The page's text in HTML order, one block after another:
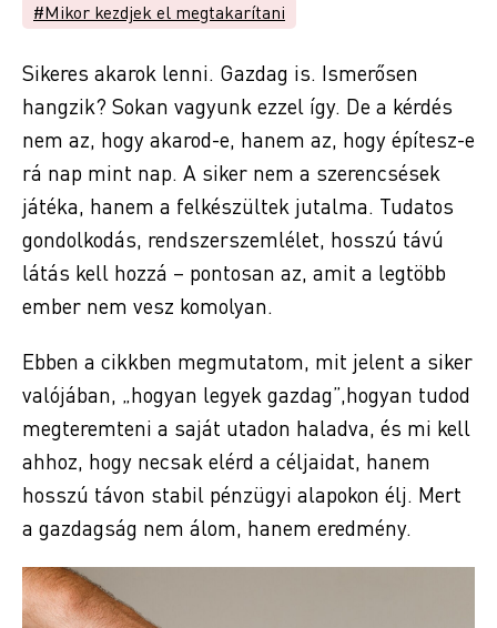
#Mikor kezdjek el megtakarítani
Sikeres akarok lenni. Gazdag is. Ismerősen
hangzik? Sokan vagyunk ezzel így. De a kérdés
nem az, hogy akarod-e, hanem az, hogy építesz-e
rá nap mint nap. A siker nem a szerencsések
játéka, hanem a felkészültek jutalma. Tudatos
gondolkodás, rendszerszemlélet, hosszú távú
látás kell hozzá – pontosan az, amit a legtöbb
ember nem vesz komolyan.
Ebben a cikkben megmutatom, mit jelent a siker
valójában, „hogyan legyek gazdag”,hogyan tudod
megteremteni a saját utadon haladva, és mi kell
ahhoz, hogy necsak elérd a céljaidat, hanem
hosszú távon stabil pénzügyi alapokon élj. Mert
a gazdagság nem álom, hanem eredmény.